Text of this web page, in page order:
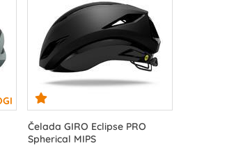
Čelada GIRO Eclipse PRO
Spherical MIPS